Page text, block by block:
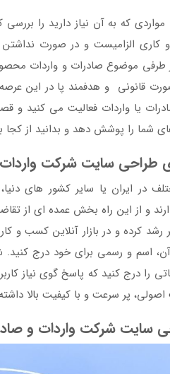
الزامیست و در صورت نداشتن
طرفی موضوع صادرات و واردات
قانونی و هدفمند پا در این
یا واردات فعالیت می کنید و
های شما را پوشش دهد و بدانید از کجا
طراحی سایت شرکت
در ایران یا سایر کشور های
و از این راه بخش عمده ای
کرده و در بازار آنلاین کسب و
اسم و رسمی برای خود درج
را درج کنید که پاسخ گوی نیاز
پر سرعت و با کیفیت بالا
سایت شرکت واردات و